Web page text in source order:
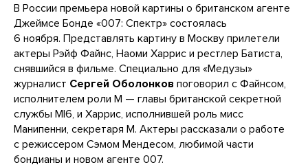
В России премьера новой картины о британском агенте
Джеймсе Бонде «007: Спектр» состоялась
6 ноября. Представлять картину в Москву прилетели
актеры Рэйф Файнс, Наоми Харрис и рестлер Батиста,
снявшийся в фильме. Специально для «Медузы»
журналист Сергей Оболонков поговорил с Файнсом,
исполнителем роли М — главы британской секретной
службы MI6, и Харрис, исполнившей роль мисс
Манипенни, секретаря М. Актеры рассказали о работе
с режиссером Сэмом Мендесом, любимой части
бондианы и новом агенте 007.